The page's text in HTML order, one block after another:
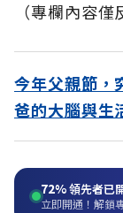
（專欄內容
今年父親節，
爸的大腦與生
72%領先者已
立即開通！解鎖